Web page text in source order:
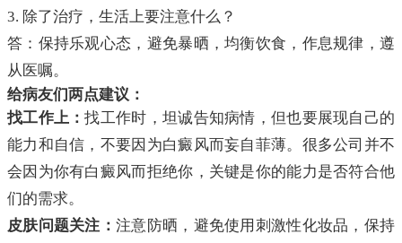
3. 除了治疗，生活上要注意什么？
答：保持乐观心态，避免暴晒，均衡饮食，作息规律，遵
从医嘱。
给病友们两点建议：
找工作上：找工作时，坦诚告知病情，但也要展现自己的
能力和自信，不要因为白癜风而妄自菲薄。很多公司并不
会因为你有白癜风而拒绝你，关键是你的能力是否符合他
们的需求。
皮肤问题关注：注意防晒，避免使用刺激性化妆品，保持